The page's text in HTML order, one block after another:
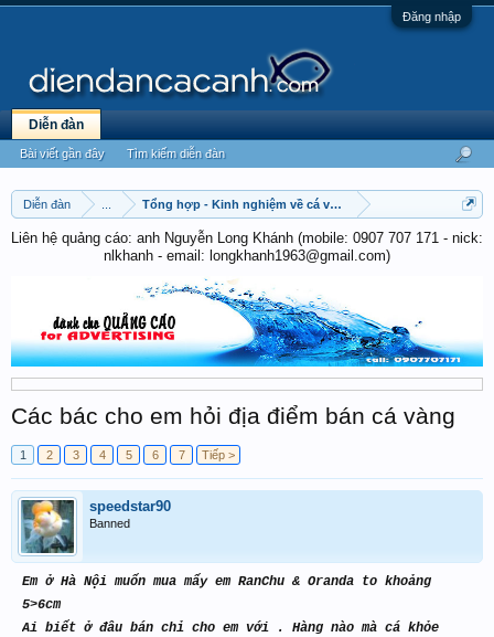
Đăng nhập
Diễn đàn Tổng hợp - Kinh nghiệm về cá vàng & cá chép
Liên hệ quảng cáo: anh Nguyễn Long Khánh (mobile: 0907 707 171 - nick:
nlkhanh - email: longkhanh1963@gmail.com)
Các bác cho em hỏi địa điểm bán cá vàng
1 2 3 4 5 6 7 Tiếp >
speedstar90
Banned
Em ở Hà Nội muốn mua mấy em RanChu & Oranda to khoảng
5>6cm
Ai biết ở đâu bán chỉ cho em với . Hàng nào mà cá khỏe
Diễn đàn
Bài viết gần đây Tìm kiếm diễn đàn